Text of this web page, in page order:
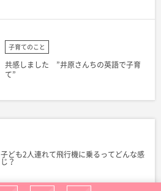
子育てのこと
共感しました ”井原さんちの英語で子育
て”
子ども2人連れて飛行機に乗るってどんな感
じ？